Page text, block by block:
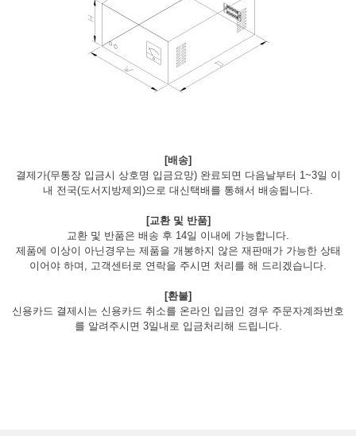
[배송]
결제가(무통장 입금시 상호명 입금요망) 완료되면 다음날부터 1~3일 이
내 전국(도서지방제외)으로 대신택배를 통해서 배송됩니다.
[교환 및 반품]
교환 및 반품은 배송 후 14일 이내에 가능합니다.
제품에 이상이 아닌경우는 제품을 개봉하지 않은 재판매가 가능한 상태
이어야 하며, 고객센터로 연락을 주시면 처리를 해 드리겠습니다.
[환불]
신용카드 결제시는 신용카드 취소를 온라인 입금인 경우 주문자계좌번호
를 알려주시면 3일내로 입금처리해 드립니다.